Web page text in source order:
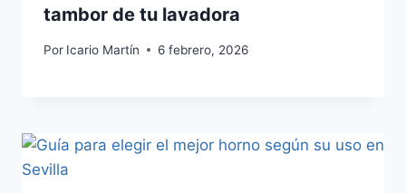
tambor de tu lavadora
Por Icario Martín 6 febrero, 2026